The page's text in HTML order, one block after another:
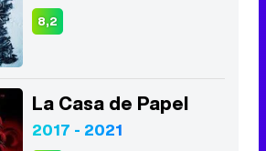
8,2
La Casa de Papel
2017 - 2021